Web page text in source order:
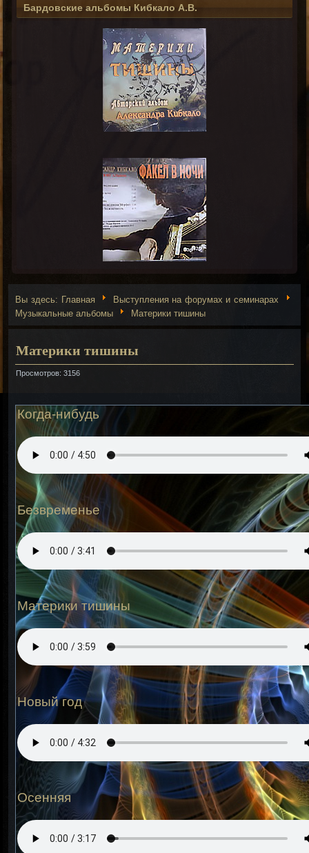
Бардовские альбомы Кибкало А.В.
Вы здесь: Главная
Выступления на форумах и семинарах
Музыкальные альбомы
Материки тишины
Материки тишины
Просмотров: 3156
Когда-нибудь
Безвременье
Материки тишины
Новый год
Осенняя